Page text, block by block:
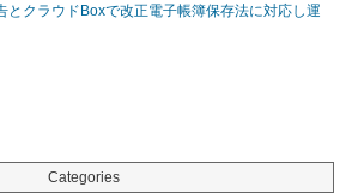
とクラウドBoxで改正電子帳簿保存法に対応し運
Categories